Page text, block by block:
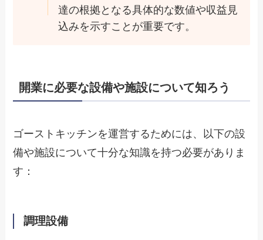
達の根拠となる具体的な数値や収益見
込みを示すことが重要です。
開業に必要な設備や施設について知ろう
ゴーストキッチンを運営するためには、以下の設
備や施設について十分な知識を持つ必要がありま
す：
調理設備